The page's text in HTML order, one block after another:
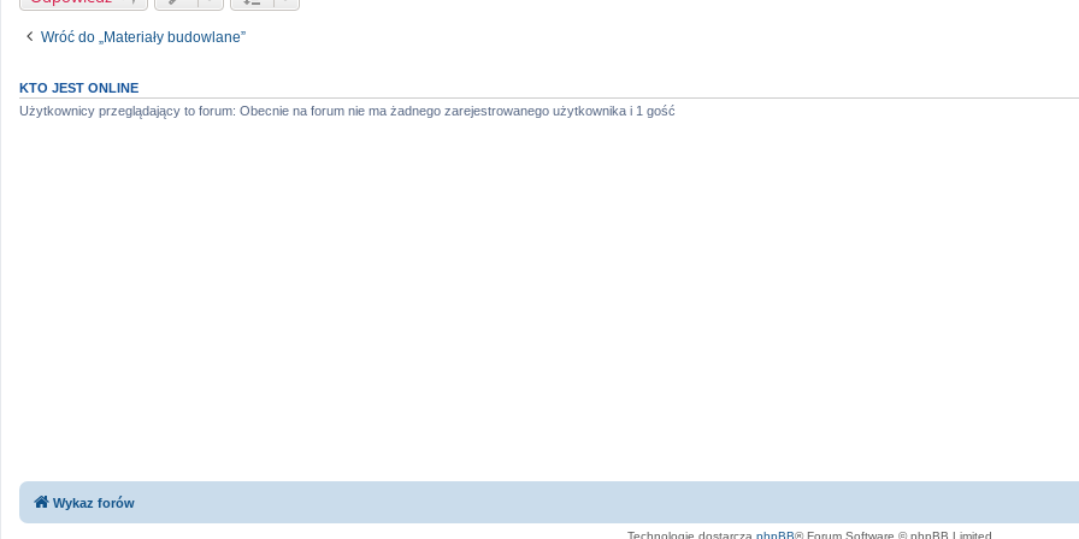
Wróć do „Materiały budowlane”
KTO JEST ONLINE
Użytkownicy przeglądający to forum: Obecnie na forum nie ma żadnego zarejestrowanego użytkownika i 1 gość
Wykaz forów
Technologię dostarcza phpBB® Forum Software © phpBB Limited